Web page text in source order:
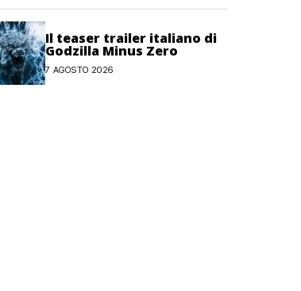
Il teaser trailer italiano di
Godzilla Minus Zero
7 AGOSTO 2026